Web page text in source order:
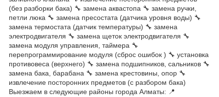
(без разборки бака) 🔧 замена аквастопа 🔧 замена ручки,
петли люка 🔧 замена пресостата (датчика уровня воды) 🔧
замена термостата (датчик температуры) 🔧 замена
электродвигателя 🔧 замена щеток электродвигателя 🔧
замена модуля управления, таймера 🔧
перепрограммирование модуля (сброс ошибок ) 🔧 установка
противовеса (верхнего) 🔧 замена подшипников, сальников 🔧
замена бака, барабана 🔧 замена крестовины, опор 🔧
извлечение посторонних предметов (с разбором бака)
Выезжаем в следующие районы города Алматы: 📍